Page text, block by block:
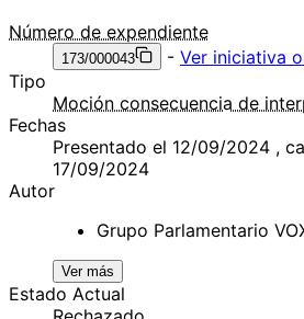
Número de expendiente
173/000043 - Ver iniciativa
Tipo
Moción consecuencia de
Fechas
Presentado el 12/09/2024 ,
17/09/2024
Autor
Grupo Parlamentario
Ver más
Estado Actual